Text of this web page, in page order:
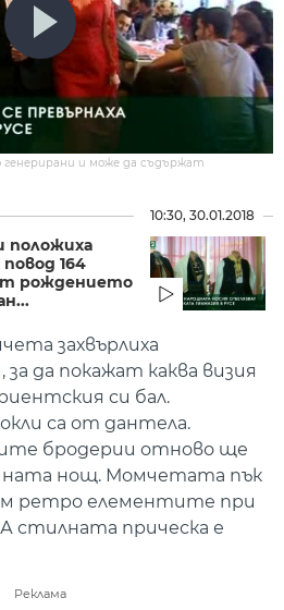
и може да съдържат
положиха
164
рождението
10:30, 30.01.2018
захвърлиха
да покажат каква визия
си бал.
са от дантела.
бродерии отново ще
нощ. Момчетата пък
ретро елементите при
стилната прическа е
Реклама